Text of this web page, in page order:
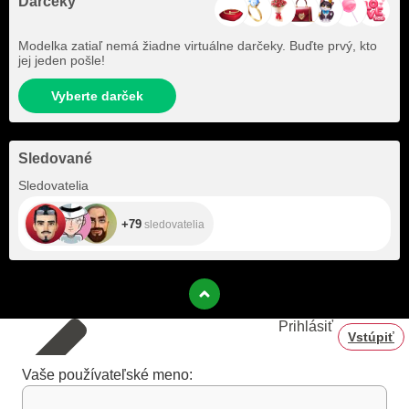
Modelka zatiaľ nemá žiadne virtuálne darčeky. Buďte prvý, kto
jej jeden pošle!
Vyberte darček
Sledované
Sledovatelia
+79 sledovatelia
Prihlásiť
Vstúpiť
Vaše používateľské meno: